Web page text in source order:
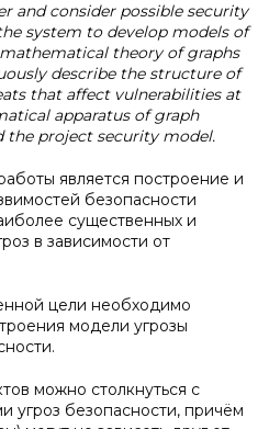
and consider possible security
system to develop models of
theory of graphs
describe the structure of
that affect vulnerabilities at
apparatus of graph
the project security model.
является построение и
безопасности
существенных и
в зависимости от
цели необходимо
модели угрозы
можно столкнуться с
угроз безопасности, причём